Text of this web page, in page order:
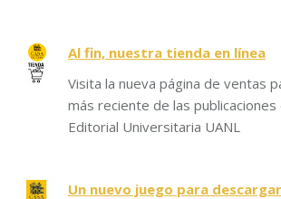
Al fin, nuestra tienda en línea
Visita la nueva página de ventas
más reciente de las publicaciones
Editorial Universitaria UANL
Un nuevo juego para